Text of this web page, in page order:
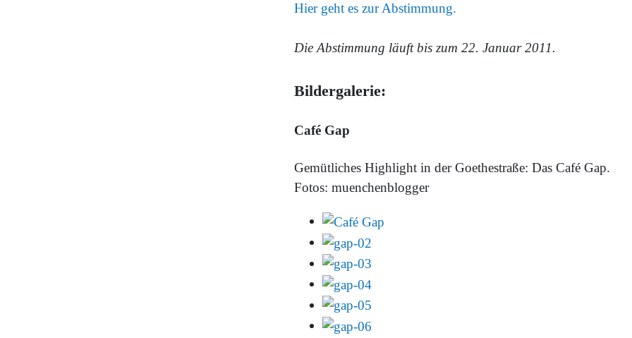
Hier geht es zur Abstimmung.
Die Abstimmung läuft bis zum 22. Januar 2011.
Bildergalerie:
Café Gap
Gemütliches Highlight in der Goethestraße: Das Café Gap.
Fotos: muenchenblogger